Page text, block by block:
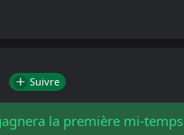
Suivre
la première mi-temps